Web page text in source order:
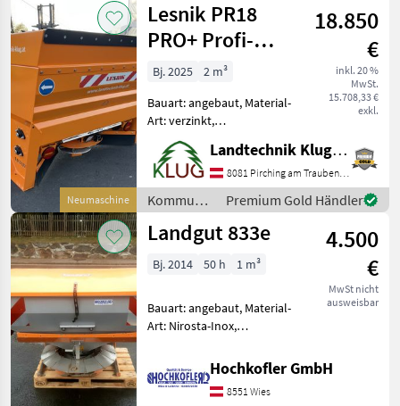
Eigengewicht 60 kg *
Behälter
Neumaschine
Lesnik PR18
PRO+ Profi-
Selbstlade-
Tellerstreuer
18.850
€
inkl. 20 %
MwSt.
15.708,33 €
exkl.
Bj. 2025
2 m³
Bauart: angebaut, Material-
Art: verzinkt,
Schieberbetätigung:
hydraulisch, Rührwelle,
Lichtanlage, Abdeckplane,
Streubegrenzung
Vollausgestatteter Lesnik
PR 18 mit wegeabh
Landtechnik Klug e. U.
8081 Pirching am Traubenberg
Kommunalgeräte
/ Lesnik
Premium Gold Händler
Landgut 833e
4.500
€
MwSt nicht
ausweisbar
Bj. 2014 50 h 1 m³
Bauart: angebaut, Material-
Art: Nirosta-Inox,
hydraulisch, Rührwerk,
Lichtanlage, Abdeckplane,
Streubegrenzung Wenig
Hochkofler GmbH
8551 Wies